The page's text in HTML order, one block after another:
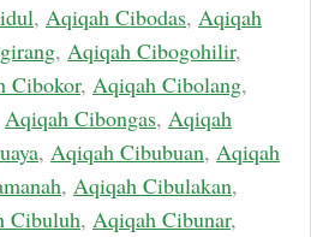
, Aqiqah Cibodas, Aqiqah
, Aqiqah Cibogohilir,
Cibokor, Aqiqah Cibolang,
Aqiqah Cibongas, Aqiqah
, Aqiqah Cibubuan, Aqiqah
, Aqiqah Cibulakan,
Cibuluh, Aqiqah Cibunar,